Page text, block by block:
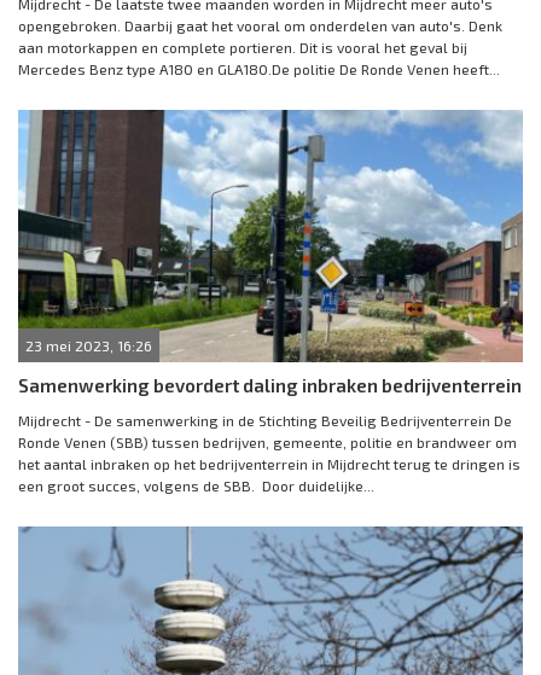
Mijdrecht - De laatste twee maanden worden in Mijdrecht meer auto's
opengebroken. Daarbij gaat het vooral om onderdelen van auto's. Denk
aan motorkappen en complete portieren. Dit is vooral het geval bij
Mercedes Benz type A180 en GLA180.De politie De Ronde Venen heeft...
23 mei 2023, 16:26
Samenwerking bevordert daling inbraken bedrijventerrein
Mijdrecht - De samenwerking in de Stichting Beveilig Bedrijventerrein De
Ronde Venen (SBB) tussen bedrijven, gemeente, politie en brandweer om
het aantal inbraken op het bedrijventerrein in Mijdrecht terug te dringen is
een groot succes, volgens de SBB. Door duidelijke...